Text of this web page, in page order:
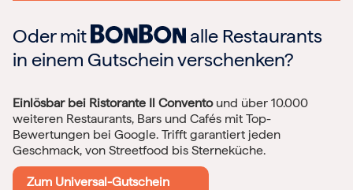
Oder mit
alle Restaurants
in einem Gutschein verschenken?
Einlösbar bei Ristorante Il Conventound über 10.000
weiteren Restaurants, Bars und Cafés mit Top-
Bewertungen bei Google. Trifft garantiert jeden
Geschmack, von Streetfood bis Sterneküche.
Zum Universal-Gutschein